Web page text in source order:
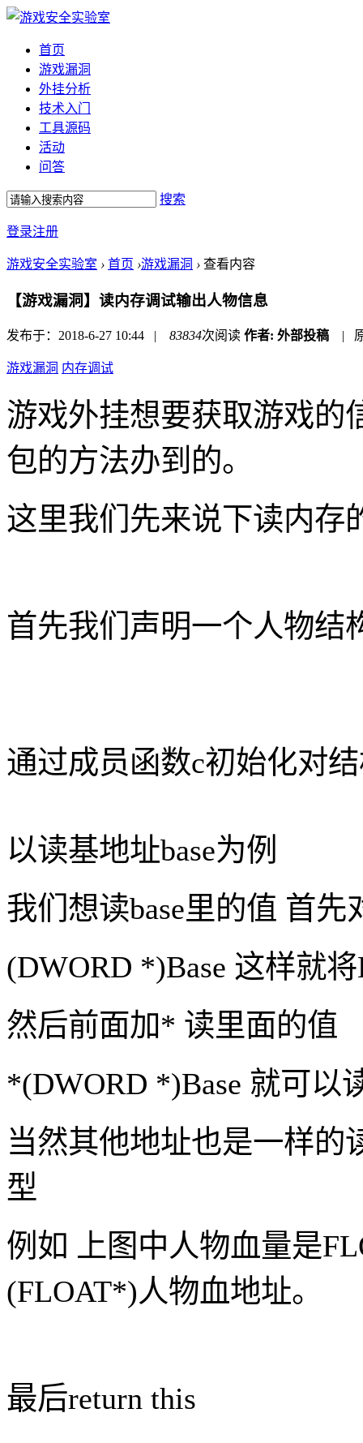
首页
游戏漏洞
外挂分析
技术入门
工具源码
活动
问答
搜索
登录注册
游戏安全实验室 › 首页 ›游戏漏洞 › 查看内容
【游戏漏洞】读内存调试输出人物信息
发布于：2018-6-27 10:44 | 83834次阅读 作者: 外部投稿 |
游戏漏洞 内存调试
游戏外挂想要获取游戏的
包的方法办到的。
这里我们先来说下读内存
首先我们声明一个人物结
通过成员函数c初始化对
以读基地址base为例
我们想读base里的值 首
(DWORD *)Base 这样就
然后前面加* 读里面的值
*(DWORD *)Base 就可以
当然其他地址也是一样的
型
例如 上图中人物血量是
(FLOAT*)人物血地址。
最后return this